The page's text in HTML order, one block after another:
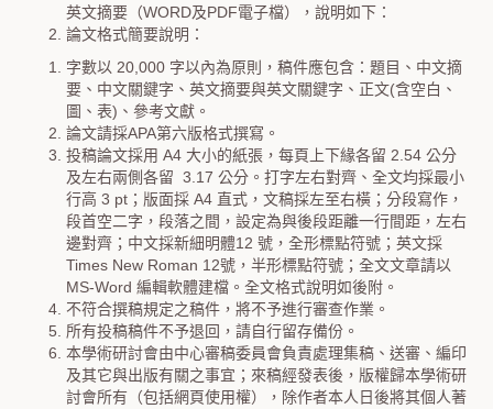
英文摘要（WORD及PDF電子檔），說明如下：
論文格式簡要說明：
字數以 20,000 字以內為原則，稿件應包含：題目、中文摘
要、中文關鍵字、英文摘要與英文關鍵字、正文(含空白、
圖、表)、參考文獻。
論文請採APA第六版格式撰寫。
投稿論文採用 A4 大小的紙張，每頁上下緣各留 2.54 公分
及左右兩側各留 3.17 公分。打字左右對齊、全文均採最小
行高 3 pt；版面採 A4 直式，文稿採左至右橫；分段寫作，
段首空二字，段落之間，設定為與後段距離一行間距，左右
邊對齊；中文採新細明體12 號，全形標點符號；英文採
Times New Roman 12號，半形標點符號；全文文章請以
MS-Word 編輯軟體建檔。全文格式說明如後附。
不符合撰稿規定之稿件，將不予進行審查作業。
所有投稿稿件不予退回，請自行留存備份。
本學術研討會由中心審稿委員會負責處理集稿、送審、編印
及其它與出版有關之事宜；來稿經發表後，版權歸本學術研
討會所有（包括網頁使用權），除作者本人日後將其個人著